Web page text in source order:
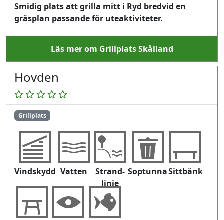
Smidig plats att grilla mitt i Ryd bredvid en
gräsplan passande för uteaktiviteter.
Läs mer om Grillplats Skålland
Hovden
Grillplats
Vindskydd Vatten
Strand-
linje
SoptunnaSittbänk